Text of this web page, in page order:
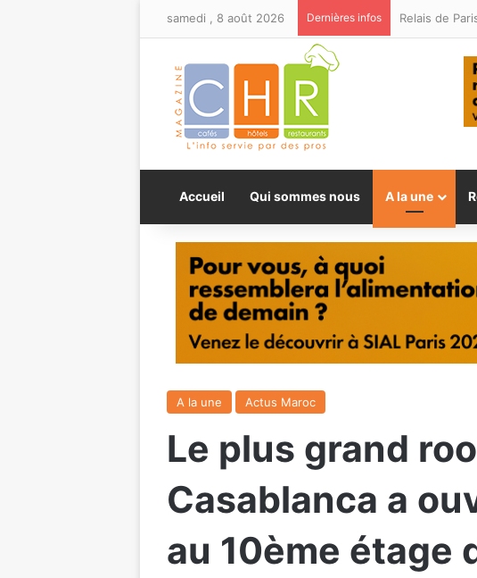
samedi , 8 août 2026 Dernières infos
Accueil Qui sommes nous A la une
A la une Actus Maroc
Le plus grand
Casablanca a
au 10ème étage